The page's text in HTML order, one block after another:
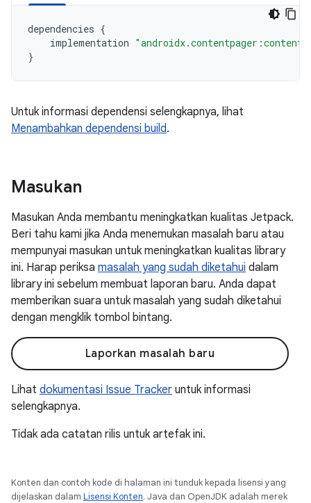
dependencies {
implementation
}
Untuk informasi dependensi selengkapnya, lihat
Menambahkan dependensi build.
Masukan
Masukan Anda membantu meningkatkan kualitas Jetpack.
Beri tahu kami jika Anda menemukan masalah baru atau
mempunyai masukan untuk meningkatkan kualitas library
ini. Harap periksa masalah yang sudah diketahui dalam
library ini sebelum membuat laporan baru. Anda dapat
memberikan suara untuk masalah yang sudah diketahui
dengan mengklik tombol bintang.
Laporkan masalah baru
Lihat dokumentasi Issue Tracker untuk informasi
selengkapnya.
Tidak ada catatan rilis untuk artefak ini.
Konten dan contoh kode di halaman ini tunduk kepada lisensi yang
dijelaskan dalam Lisensi Konten. Java dan OpenJDK adalah merek